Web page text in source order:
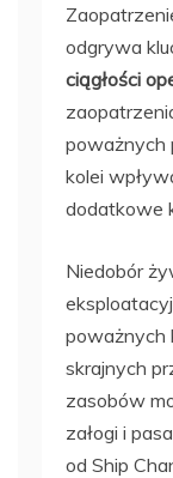
odgrywa
ciągłości
poważnych
kolei
dodatkowe
Niedobór
poważnych
skrajnych
zasobów
załogi i
od Ship